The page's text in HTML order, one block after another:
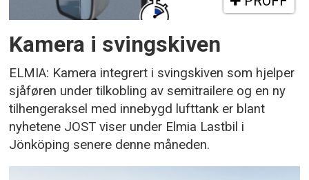
Kamera i svingskiven
ELMIA: Kamera integrert i svingskiven som hjelper
sjåføren under tilkobling av semitrailere og en ny
tilhengeraksel med innebygd lufttank er blant
nyhetene JOST viser under Elmia Lastbil i
Jönköping senere denne måneden.